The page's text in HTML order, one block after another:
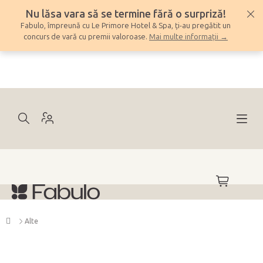
conținut
Nu lăsa vara să se termine fără o surpriză!
Fabulo, împreună cu Le Primore Hotel & Spa, ți-au pregătit un
concurs de vară cu premii valoroase. Mai multe informații →
COŞ
DE
Acasă
Alte